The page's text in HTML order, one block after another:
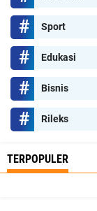
Sport
Edukasi
Bisnis
Rileks
TERPOPULER